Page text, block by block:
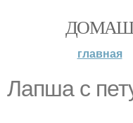
главная
Лапша с